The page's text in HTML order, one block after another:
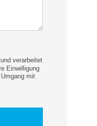
verarbeitet
Einwilligung
mit